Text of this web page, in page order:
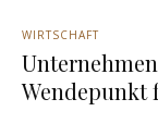
WIRTSCHAFT
Unternehmen
Wendepunkt